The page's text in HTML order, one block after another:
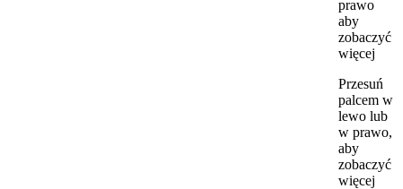
Przesuń
palcem w
lewo lub
w prawo,
aby
zobaczyć
więcej